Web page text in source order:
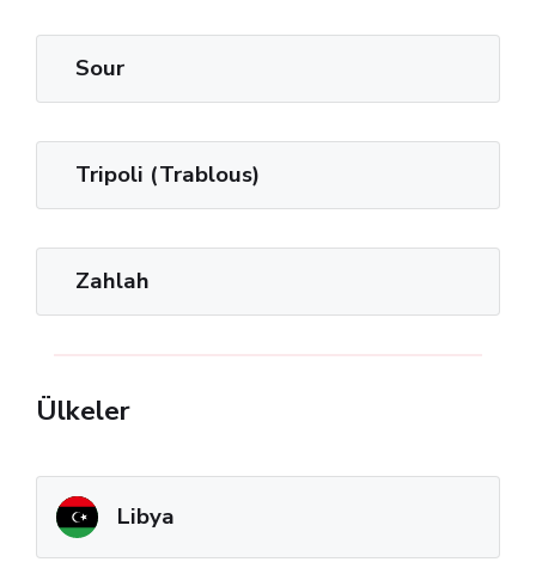
Sour
Tripoli (Trablous)
Zahlah
Ülkeler
Libya